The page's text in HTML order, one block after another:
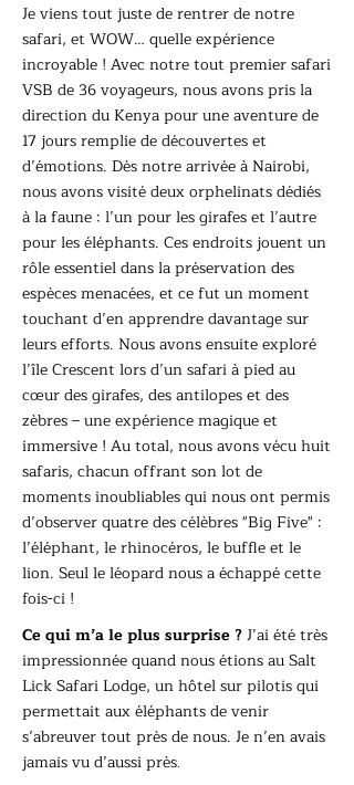
Je viens tout juste de rentrer de notre
safari, et WOW… quelle expérience
incroyable ! Avec notre tout premier safari
VSB de 36 voyageurs, nous avons pris la
direction du Kenya pour une aventure de
17 jours remplie de découvertes et
d’émotions. Dès notre arrivée à Nairobi,
nous avons visité deux orphelinats dédiés
à la faune : l’un pour les girafes et l’autre
pour les éléphants. Ces endroits jouent un
rôle essentiel dans la préservation des
espèces menacées, et ce fut un moment
touchant d’en apprendre davantage sur
leurs efforts. Nous avons ensuite exploré
l’île Crescent lors d’un safari à pied au
cœur des girafes, des antilopes et des
zèbres – une expérience magique et
immersive ! Au total, nous avons vécu huit
safaris, chacun offrant son lot de
moments inoubliables qui nous ont permis
d’observer quatre des célèbres "Big Five" :
l’éléphant, le rhinocéros, le buffle et le
lion. Seul le léopard nous a échappé cette
fois-ci !
Ce qui m’a le plus surprise ?J’ai été très
impressionnée quand nous étions au Salt
Lick Safari Lodge, un hôtel sur pilotis qui
permettait aux éléphants de venir
s’abreuver tout près de nous. Je n’en avais
jamais vu d’aussi près.